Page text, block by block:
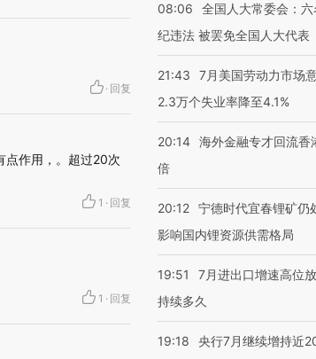
· 回复
点作用，。超过20次
1 · 回复
1 · 回复
08:06
全国人大常委会：
纪违法 被罢免全国人大代表
21:43
7月美国劳动力市场
2.3万个失业率降至4.1%
20:14 海外金融专才回流香
倍
20:12 宁德时代宜春锂矿仍
影响国内锂资源供需格局
19:51
7月进出口增速高位
持续多久
19:18
央行7月继续增持近